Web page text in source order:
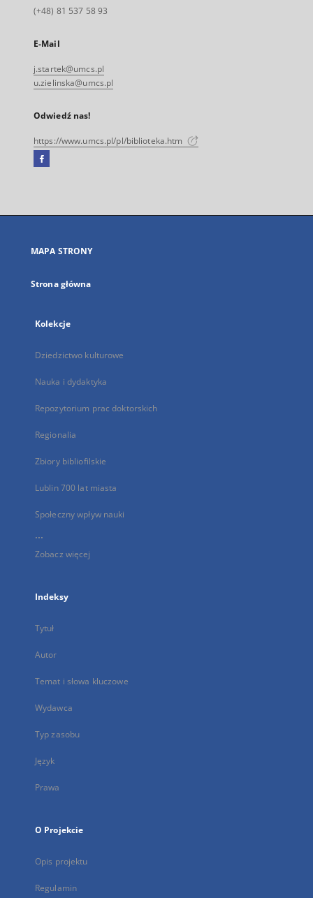
(+48) 81 537 58 93
E-Mail
j.startek@umcs.pl
u.zielinska@umcs.pl
Odwiedź nas!
https://www.umcs.pl/pl/biblioteka.htm
Facebook
się
karcie
MAPA STRONY
Strona główna
Kolekcje
Dziedzictwo kulturowe
Nauka i dydaktyka
Repozytorium prac doktorskich
Regionalia
Zbiory bibliofilskie
Lublin 700 lat miasta
Społeczny wpływ nauki
...
Zobacz więcej
Indeksy
Tytuł
Autor
Temat i słowa kluczowe
Wydawca
Typ zasobu
Język
Prawa
O Projekcie
Opis projektu
Regulamin